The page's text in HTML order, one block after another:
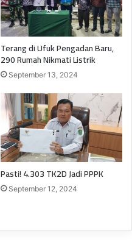
Terang di Ufuk Pengadan Baru,
290 Rumah Nikmati Listrik
September 13, 2024
Pasti! 4.303 TK2D Jadi PPPK
September 12, 2024